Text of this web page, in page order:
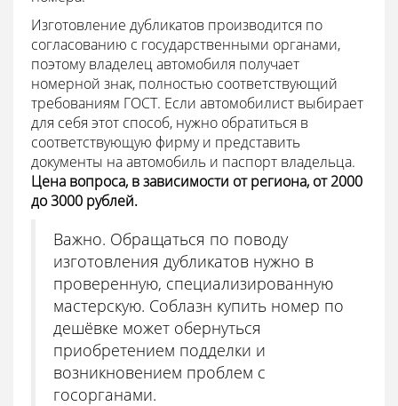
Изготовление дубликатов производится по
согласованию с государственными органами,
поэтому владелец автомобиля получает
номерной знак, полностью соответствующий
требованиям ГОСТ. Если автомобилист выбирает
для себя этот способ, нужно обратиться в
соответствующую фирму и представить
документы на автомобиль и паспорт владельца.
Цена вопроса, в зависимости от региона, от 2000
до 3000 рублей.
Важно. Обращаться по поводу
изготовления дубликатов нужно в
проверенную, специализированную
мастерскую. Соблазн купить номер по
дешёвке может обернуться
приобретением подделки и
возникновением проблем с
госорганами.